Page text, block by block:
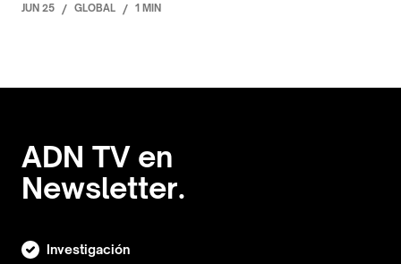
JUN 25 / GLOBAL / 1 MIN
ADN TV en
Newsletter.
Investigación